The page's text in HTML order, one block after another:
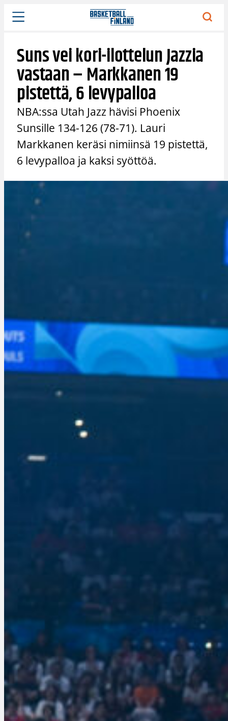
Siirry
sisältöön
Suns vei kori-ilottelun Jazzia
vastaan – Markkanen 19
pistettä, 6 levypalloa
NBA:ssa Utah Jazz hävisi Phoenix
Sunsille 134-126 (78-71). Lauri
Markkanen keräsi nimiinsä 19 pistettä,
6 levypalloa ja kaksi syöttöä.